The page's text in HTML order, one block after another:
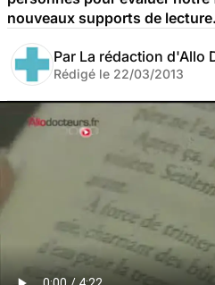
nouveaux supports de lecture.
Par La rédaction d'Allo
Rédigé le 22/03/2013